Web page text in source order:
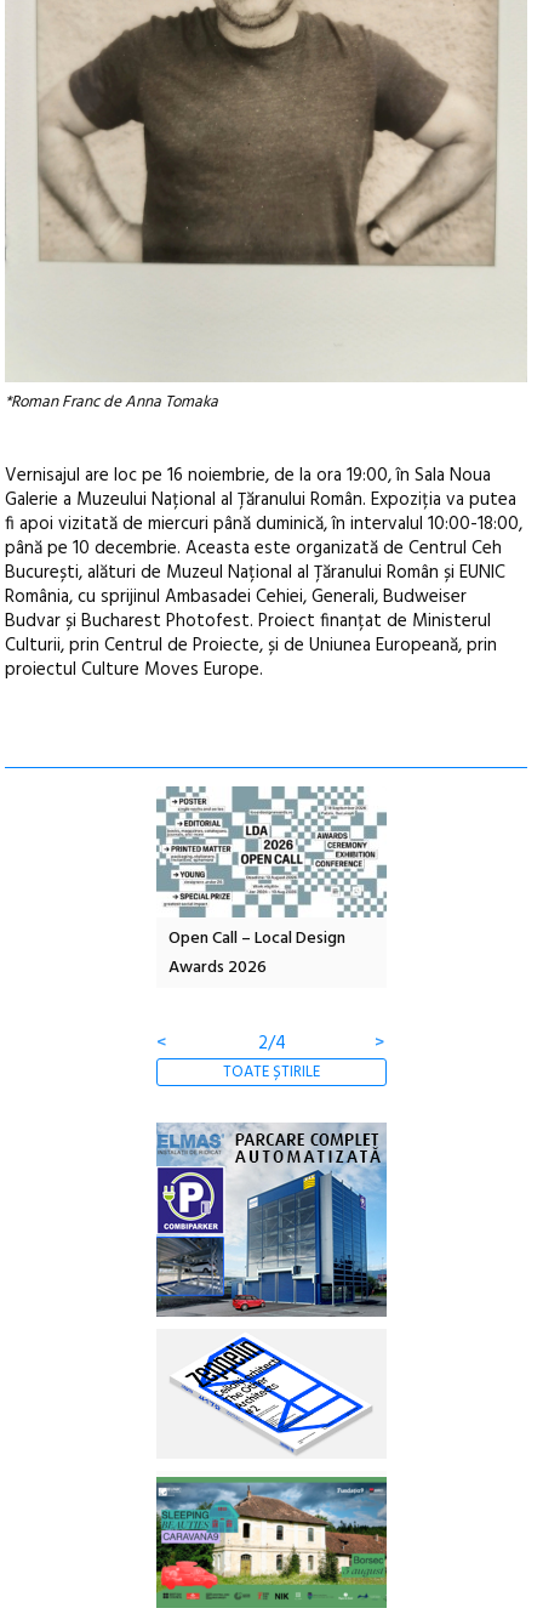
*Roman Franc de Anna Tomaka
Vernisajul are loc pe 16 noiembrie, de la ora 19:00, în Sala Noua
Galerie a Muzeului Național al Țăranului Român. Expoziția va putea
fi apoi vizitată de miercuri până duminică, în intervalul 10:00-18:00,
până pe 10 decembrie. Aceasta este organizată de Centrul Ceh
București, alături de Muzeul Național al Țăranului Român și EUNIC
România, cu sprijinul Ambasadei Cehiei, Generali, Budweiser
Budvar și Bucharest Photofest. Proiect finanțat de Ministerul
Culturii, prin Centrul de Proiecte, și de Uniunea Europeană, prin
proiectul Culture Moves Europe.
Open Call – Local Design
Awards 2026
<
2/4 >
TOATE ȘTIRILE